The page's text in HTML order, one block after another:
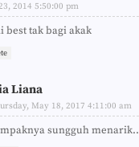
2014 5:50:00 pm
best tak bagi akak
Liana
May 18, 2017 4:11:00 am
sungguh menarik..